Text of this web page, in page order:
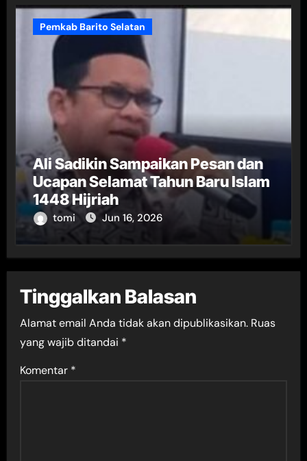
Pemkab Barito Selatan
Ali Sadikin Sampaikan Pesan dan
Ucapan Selamat Tahun Baru Islam
1448 Hijriah
tomi Jun 16, 2026
Tinggalkan Balasan
Alamat email Anda tidak akan dipublikasikan. Ruas
yang wajib ditandai *
Komentar *